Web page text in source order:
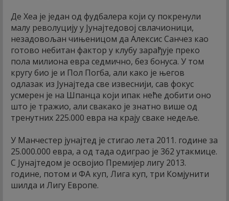
Де Хеа је један од фудбалера који су покренули
малу револуцију у Јунајтедовој свлачионици,
незадовољан чињеницом да Алексис Санчез као
готово небитан фактор у клубу зарађује преко
пола милиона евра седмично, без бонуса. У том
кругу био је и Пол Погба, али како је његов
одлазак из Јунајтеда све извеснији, сав фокус
усмерен је на Шпанца који ипак неће добити оно
што је тражио, али свакако је знатно више од
тренутних 225.000 евра на крају сваке недеље.
У Манчестер јунајтед је стигао лета 2011. године за
25.000.000 евра, а од тада одиграо је 362 утакмице.
С Јунајтедом је освојио Премијер лигу 2013.
године, потом и ФА куп, Лига куп, три Комјунити
шилда и Лигу Европе.